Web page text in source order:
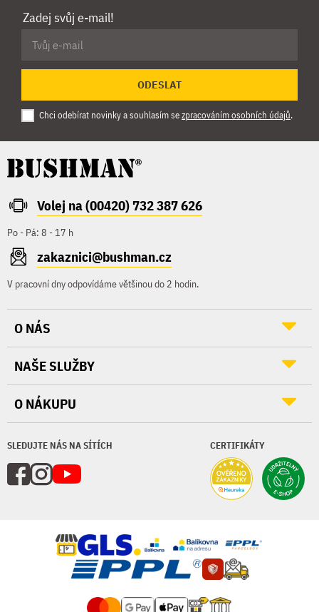
Zadej svůj e-mail!
ODESLAT
Chci odebírat novinky a souhlasím sezpracováním osobních údajů.
Volej na (00420) 732 387 626
Po - Pá: 8 - 17 h
zakaznici@bushman.cz
V pracovní dny odpovídáme většinou do 2 hodin.
SLEDUJTE NÁS NA SÍTÍCH CERTIFIKÁTY
O NÁS
NAŠE SLUŽBY
O NÁKUPU